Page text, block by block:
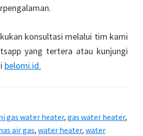
konsultasi melalui tim kami
yang tertera atau kunjungi
belomi.id.
gas water heater, gas water heater,
air gas, water heater, water